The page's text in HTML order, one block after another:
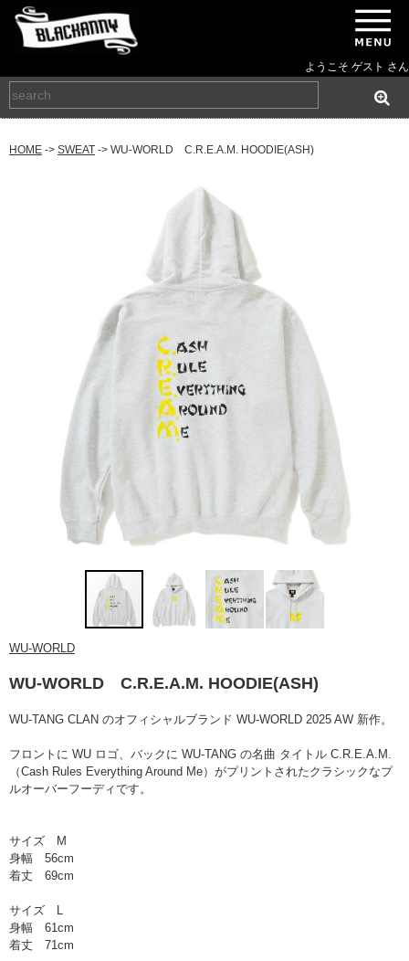
ようこそ ゲスト さん
HOME -> SWEAT -> WU-WORLD C.R.E.A.M. HOODIE(ASH)
WU-WORLD
WU-WORLD C.R.E.A.M. HOODIE(ASH)
WU-TANG CLAN のオフィシャルブランド WU-WORLD 2025 AW 新作。
フロントに WU ロゴ、バックに WU-TANG の名曲 タイトル C.R.E.A.M.
（Cash Rules Everything Around Me） がプリントされたクラシックなプ
ルオーバーフーディです。
サイズ M
身幅 56cm
着丈 69cm
サイズ L
身幅 61cm
着丈 71cm